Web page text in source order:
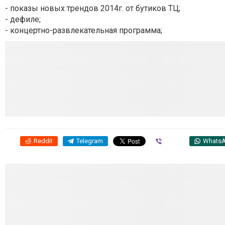
- показы новых трендов 2014г. от бутиков ТЦ;
- дефиле;
- концертно-развлекательная программа;
Reddit Telegram